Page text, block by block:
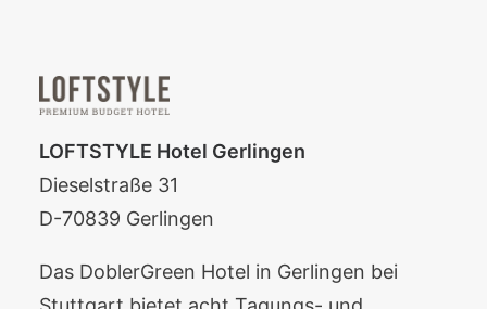
LOFTSTYLE Hotel Gerlingen
Dieselstraße 31
D-70839 Gerlingen
Das DoblerGreen Hotel in Gerlingen bei